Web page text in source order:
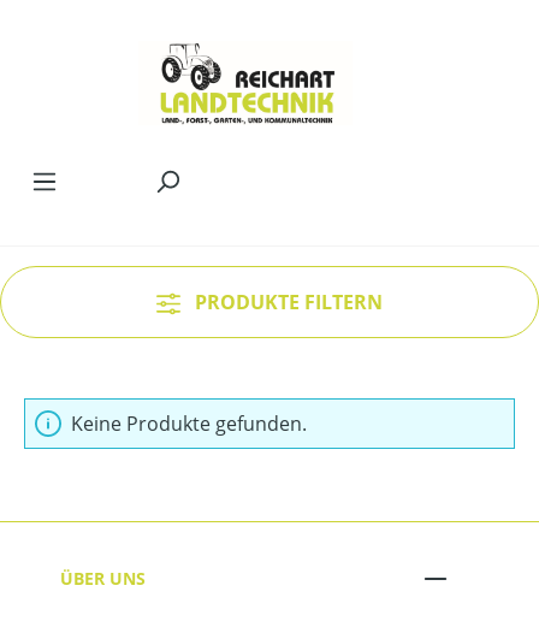
PRODUKTE FILTERN
Keine Produkte gefunden.
ÜBER UNS